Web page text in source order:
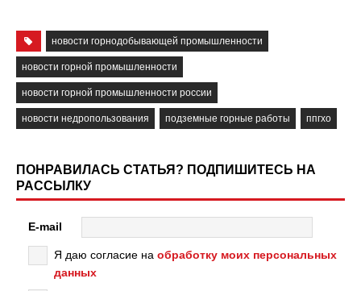
новости горнодобывающей промышленности
новости горной промышленности
новости горной промышленности россии
новости недропользования подземные горные работы ппгхо
ПОНРАВИЛАСЬ СТАТЬЯ? ПОДПИШИТЕСЬ НА
РАССЫЛКУ
E-mail
Я даю согласие на обработку моих персональных
данных